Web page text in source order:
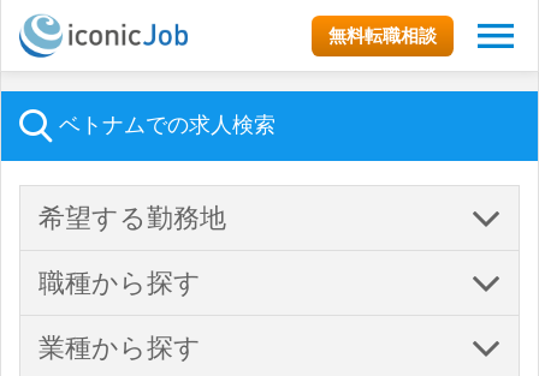
無料転職相談
ベトナムでの求人検索
希望する勤務地
職種から探す
業種から探す